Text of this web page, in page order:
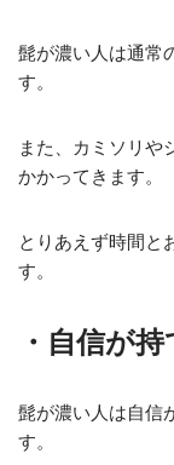
髭が濃い人は通常
す。
また、カミソリや
かかってきます。
とりあえず時間と
す。
・自信が
髭が濃い人は自信
す。